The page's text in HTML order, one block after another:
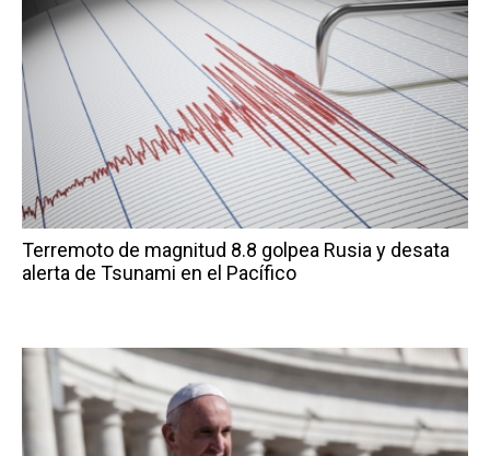
Terremoto de magnitud 8.8 golpea Rusia y desata
alerta de Tsunami en el Pacífico